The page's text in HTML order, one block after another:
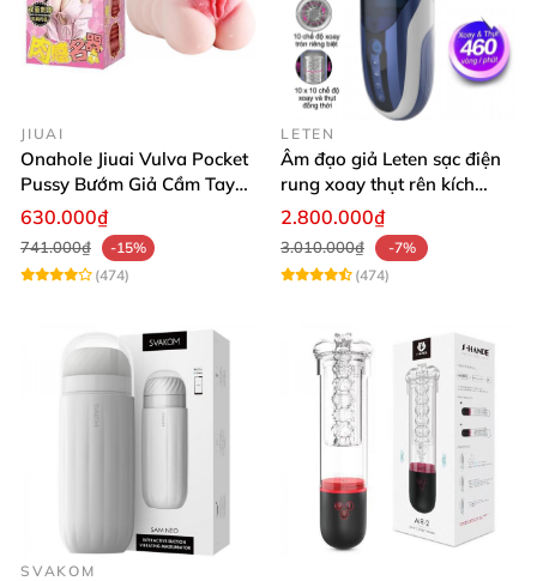
JIUAI
Onahole Jiuai Vulva Pocket
Pussy Bướm Giả Cầm Tay
Thiết Kế Mô Phỏng Chân
630.000₫
741.000₫
-15%
(474)
LETEN
Âm đạo giả Leten sạc điện
rung xoay thụt rên kích
thích phê
2.800.000₫
3.010.000₫
-7%
(474)
SVAKOM